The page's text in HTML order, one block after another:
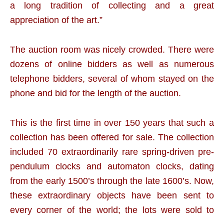
a long tradition of collecting and a great
appreciation of the art.”
The auction room was nicely crowded. There were
dozens of online bidders as well as numerous
telephone bidders, several of whom stayed on the
phone and bid for the length of the auction.
This is the first time in over 150 years that such a
collection has been offered for sale. The collection
included 70 extraordinarily rare spring-driven pre-
pendulum clocks and automaton clocks, dating
from the early 1500’s through the late 1600’s. Now,
these extraordinary objects have been sent to
every corner of the world; the lots were sold to